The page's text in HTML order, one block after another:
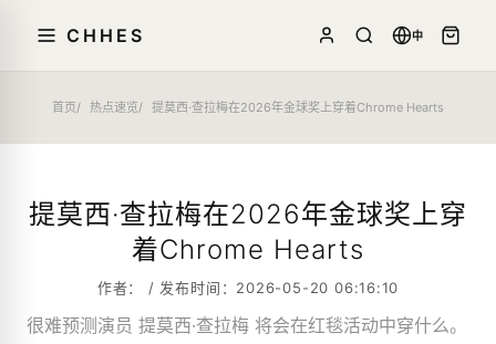
CHHES 中
首页 热点速览 提莫西·查拉梅在2026年金球奖上穿着Chrome Hearts
提莫西·查拉梅在2026年金球奖上穿
着Chrome Hearts
作者： / 发布时间：2026-05-20 06:16:10
很难预测演员 提莫西·查拉梅 将会在红毯活动中穿什么。